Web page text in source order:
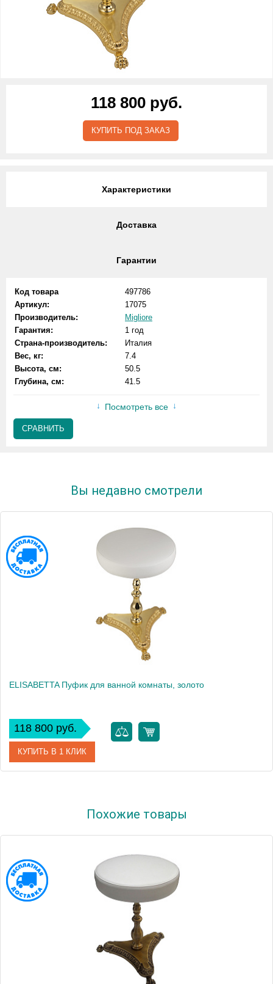
118 800 руб.
КУПИТЬ ПОД ЗАКАЗ
Характеристики
Доставка
Гарантии
Код товара
497786
Артикул:
17075
Производитель:
Migliore
Гарантия:
1 год
Страна-производитель:
Италия
Вес, кг:
7.4
Высота, см:
50.5
Глубина, см:
41.5
Посмотреть все
СРАВНИТЬ
Вы недавно смотрели
ELISABETTA Пуфик для ванной комнаты, золото
118 800 руб.
КУПИТЬ В 1 КЛИК
Высота, см 50.5000
Вес, кг
Похожие товары